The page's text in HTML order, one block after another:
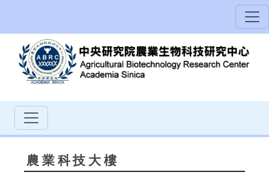
農業科技大樓